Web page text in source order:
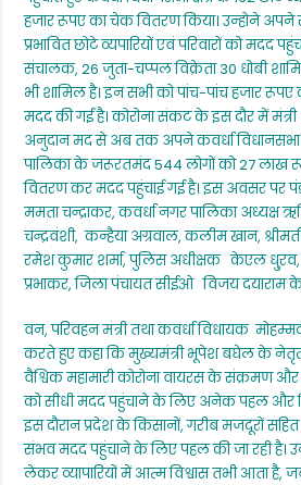
के
162
सेलून,
छोबी,
जुता-
चप्पल
विक्रेताओं
को
8
लाख
रूपए
का
चेक
वितरण
किया
o
k
p
हजार रूपए का चेक वितरण किया। उन्होने
प्रभावित छोटे व्यपारियों एवं परिवारों को मदद
संचालक, 26 जुता-चप्पल विक्रेता 30 धोबी
भी शामिल है। इन सभी को पांच-पांच हजार
मदद की गई है। कोरोना संकट के इस दौर में
अनुदान मद से अब तक अपने कवर्धा विधानसभा
पालिका के जरूरतमंद 544 लोगों को 27 लाख
वितरण कर मदद पहुंचाई गई है। इस अवसर पर
ममता चन्द्राकर, कवर्धा नगर पालिका अध्यक्ष
चन्द्रवंशी, कन्हैया अग्रवाल, कलीम खान,
रमेश कुमार शर्मा, पुलिस अधीक्षक केएल धु्रव,
प्रभाकर, जिला पंचायत सीईओ विजय दयाराम
वन, परिवहन मंत्री तथा कवर्धा विधायक
करते हुए कहा कि मुख्यमंत्री भूपेश बघेल के नेतृत्व
वैश्विक महामारी कोरोना वायरस के संक्रमण और
को सीधी मदद पहुंचाने के लिए अनेक पहल और
इस दौरान प्रदेश के किसानों, गरीब मजदूरों
संभव मदद पहुंचाने के लिए पहल की जा रही है।
लेकर व्यापारियों में आत्म विश्वास तभी आता